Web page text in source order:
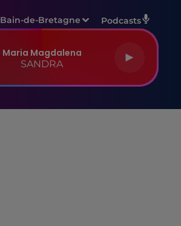
Bain-de-Bretagne Podcasts
Maria Magdalena
SANDRA